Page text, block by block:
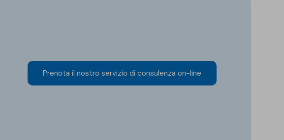
Prenota il nostro servizio di consulenza on-line